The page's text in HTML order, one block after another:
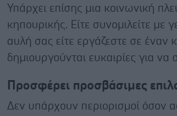
Υπάρχει επίσης μια κοινωνική
κηπουρικής. Είτε συνομιλείτε με
αυλή σας είτε εργάζεστε σε έναν
δημιουργούνται ευκαιρίες για να
Προσφέρει προσβάσιμες
Δεν υπάρχουν περιορισμοί όσον